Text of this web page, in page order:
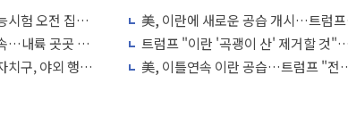
시험 오전 집중
으면 중단
…내륙 곳곳 소
구, 야외 행사
美, 이란에 새로운 공습 개시…트럼프
"이제 우리 차례"
트럼프 "이란 '곡괭이 산' 제거할 것"…
미군, 사흘째 이란 야간 공습
美, 이틀연속 이란 공습…트럼프 "전
난예산 40억 긴급 투입…고수온 양식장 복구·지원 '총력'
'호우특보'-포항 '산사태 주의보'...경북도, 호우 피해·
석, 정청래에 '0.86%p' 차 재역전 성공...金 45.42%